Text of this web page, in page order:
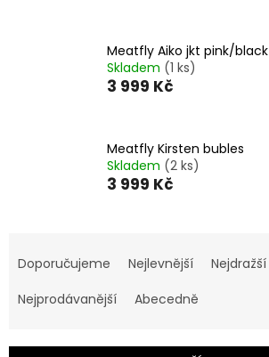
Meatfly Aiko jkt pink/black
Skladem (1 ks)
3 999 Kč
Meatfly Kirsten bubles
Skladem (2 ks)
3 999 Kč
a
e
í
Doporučujeme Nejlevnější
Nejdražší
Nejprodávanější
Abecedně